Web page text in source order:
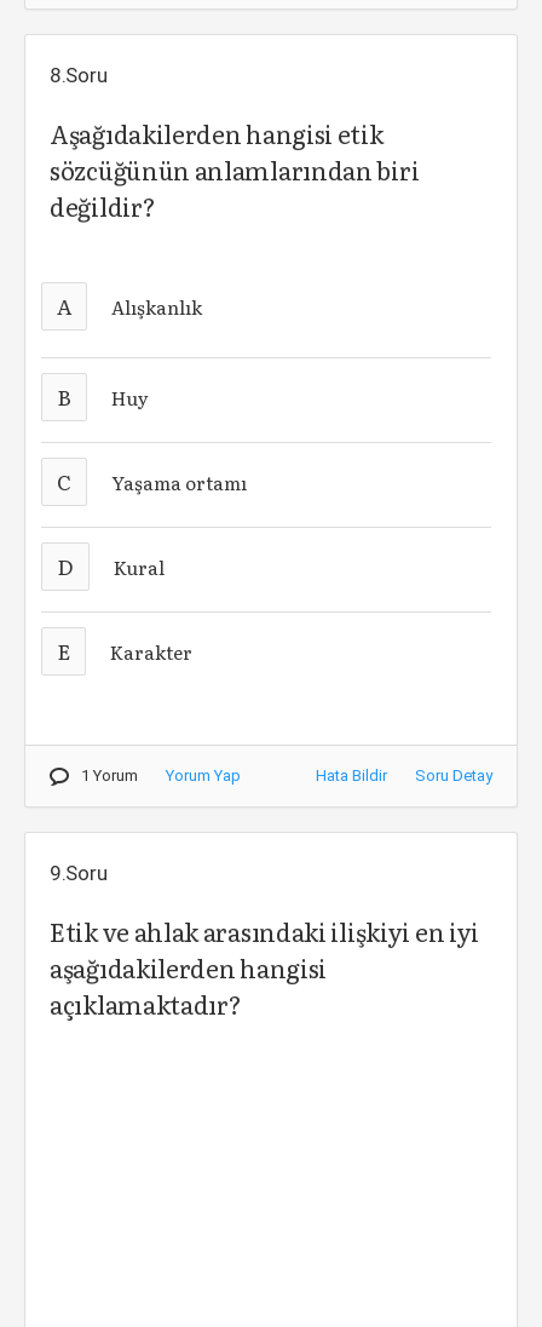
8.Soru
Aşağıdakilerden hangisi etik
sözcüğünün anlamlarından biri
değildir?
A Alışkanlık
B Huy
C Yaşama ortamı
D Kural
E Karakter
1 Yorum Yorum Yap Hata Bildir Soru Detay
9.Soru
Etik ve ahlak arasındaki ilişkiyi en iyi
aşağıdakilerden hangisi
açıklamaktadır?